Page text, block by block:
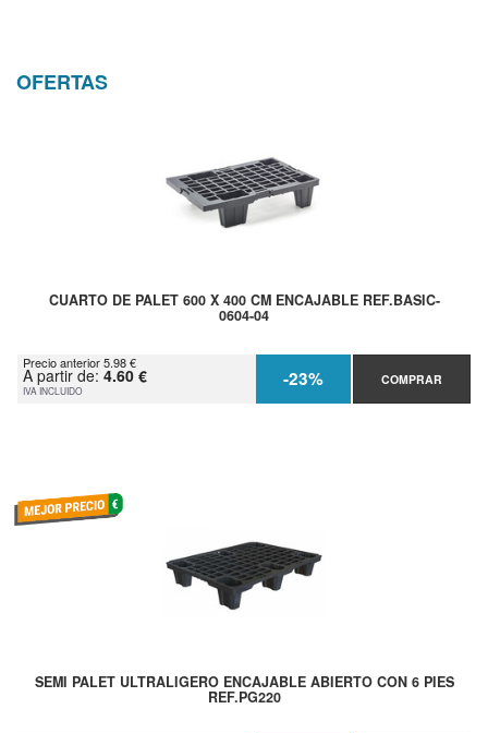
OFERTAS
CUARTO DE PALET 600 X 400 CM ENCAJABLE REF.BASIC-
0604-04
Precio anterior 5.98 €
A partir de: 4.60 €
IVA INCLUIDO -23% COMPRAR
SEMI PALET ULTRALIGERO ENCAJABLE ABIERTO CON 6 PIES
REF.PG220